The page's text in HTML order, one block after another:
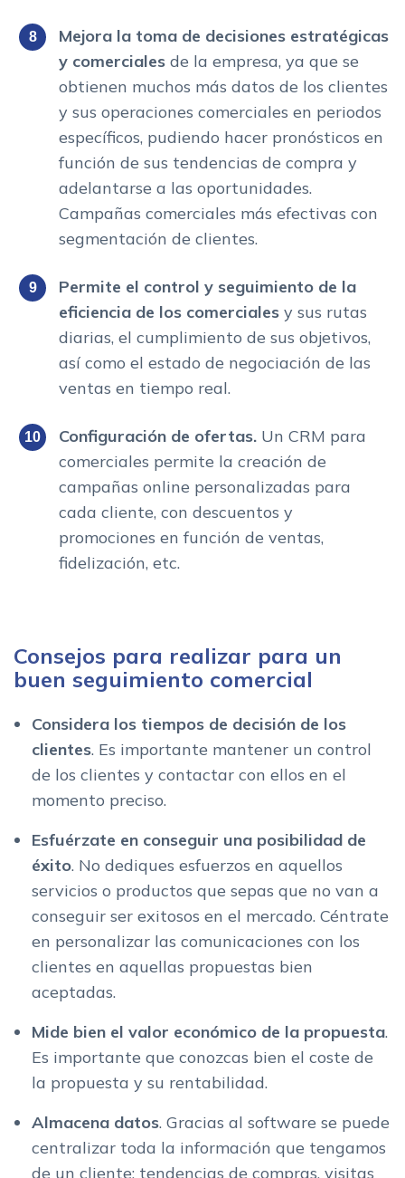
Mejora la toma de decisiones estratégicas
y comerciales de la empresa, ya que se
obtienen muchos más datos de los clientes
y sus operaciones comerciales en periodos
específicos, pudiendo hacer pronósticos en
función de sus tendencias de compra y
adelantarse a las oportunidades.
Campañas comerciales más efectivas con
segmentación de clientes.
Permite el control y seguimiento de la
eficiencia de los comerciales y sus rutas
diarias, el cumplimiento de sus objetivos,
así como el estado de negociación de las
ventas en tiempo real.
Configuración de ofertas. Un CRM para
comerciales permite la creación de
campañas online personalizadas para
cada cliente, con descuentos y
promociones en función de ventas,
fidelización, etc.
Consejos para realizar para un
buen seguimiento comercial
Considera los tiempos de decisión de los
clientes. Es importante mantener un control
de los clientes y contactar con ellos en el
momento preciso.
Esfuérzate en conseguir una posibilidad de
éxito. No dediques esfuerzos en aquellos
servicios o productos que sepas que no van a
conseguir ser exitosos en el mercado. Céntrate
en personalizar las comunicaciones con los
clientes en aquellas propuestas bien
aceptadas.
Mide bien el valor económico de la propuesta.
Es importante que conozcas bien el coste de
la propuesta y su rentabilidad.
Almacena datos. Gracias al software se puede
centralizar toda la información que tengamos
de un cliente: tendencias de compras, visitas